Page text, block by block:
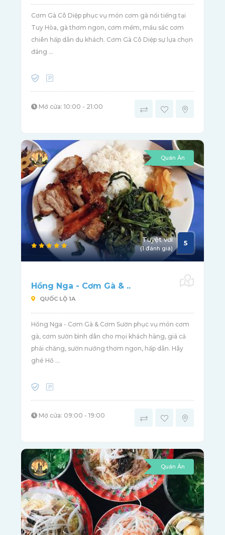
Cơm Gà Cô Diệp phục vụ món cơm gà nổi tiếng tại
Tuy Hòa, gà thơm ngon, cơm mềm, mầu sắc cơm
chiên hấp dẫn du khách. Cơm Gà Cô Diệp sự lựa chọn
đáng ...
Mở cửa: 10:00 - 21:00
Quán Ăn
Tuyệt vời
(1 đánh giá)
5
Hồng Nga - Cơm Gà & ..
QUỐC LỘ 1A
Hồng Nga - Cơm Gà & Cơm Sườn phục vụ món cơm
gà, cơm sườn bình dân cho mọi khách hàng, giá cả
phải chăng, sườn nướng thơm ngon, hấp dẫn. Hãy
ghé Hồ ...
Mở cửa: 09:00 - 19:00
Quán Ăn